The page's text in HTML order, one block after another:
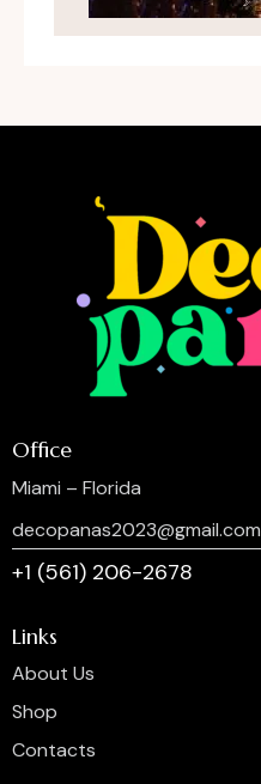
Office
Miami – Florida
decopanas2023@gmail.com
+1 (561) 206-2678
Links
About Us
Shop
Contacts